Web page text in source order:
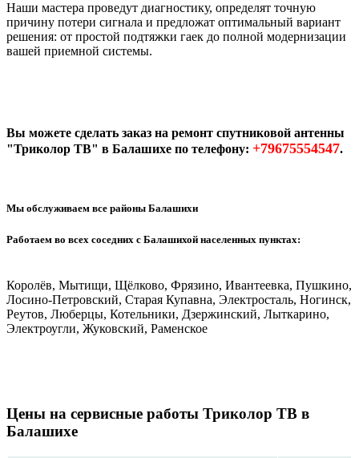
Наши мастера проведут диагностику, определят точную
причину потери сигнала и предложат оптимальный вариант
решения: от простой подтяжки гаек до полной модернизации
вашей приемной системы.
Вы можете сделать заказ на ремонт спутниковой антенны
"Триколор ТВ" в Балашихе по телефону: +79675554547.
Мы обслуживаем все районы Балашихи
Работаем во всех соседних с Балашихой населенных пунктах:
Королёв, Мытищи, Щёлково, Фрязино, Ивантеевка, Пушкино,
Лосино-Петровский, Старая Купавна, Электросталь, Ногинск,
Реутов, Люберцы, Котельники, Дзержинский, Лыткарино,
Электроугли, Жуковский, Раменское
Цены на сервисные работы Триколор ТВ в
Балашихе